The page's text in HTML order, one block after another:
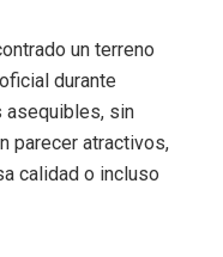
un terreno
durante
asequibles, sin
parecer atractivos,
calidad o incluso